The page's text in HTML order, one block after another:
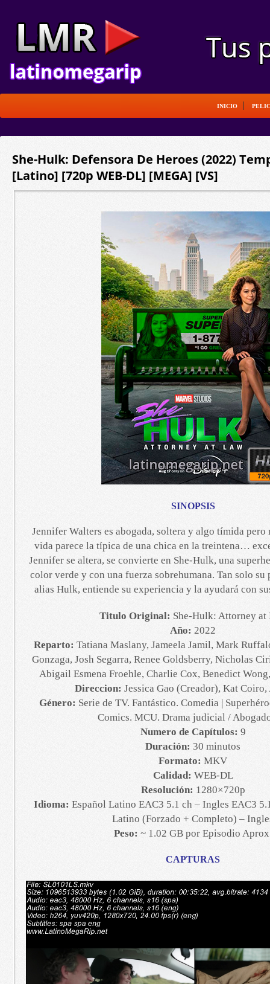
INICIO
She-Hulk: Defensora De Heroes (2022)
[Latino] [720p WEB-DL] [MEGA] [VS]
SINOPSIS
Jennifer Walters es abogada, soltera y algo tímida
vida parece la típica de una chica en la treintena…
Jennifer se altera, se convierte en She-Hulk, una
color verde y con una fuerza sobrehumana. Tan solo su
alias Hulk, entiende su experiencia y la ayudará con
Titulo Original: She-Hulk: Attorney at
Año: 2022
Reparto: Tatiana Maslany, Jameela Jamil, Mark
Gonzaga, Josh Segarra, Renee Goldsberry, Nicholas
Abigail Esmena Froehle, Charlie Cox, Benedict
Direccion: Jessica Gao (Creador), Kat
Género: Serie de TV. Fantástico. Comedia |
Comics. MCU. Drama judicial /
Numero de Capítulos: 9
Duración: 30 minutos
Formato: MKV
Calidad: WEB-DL
Resolución: 1280×720p
Idioma: Español Latino EAC3 5.1 ch – Ingles EAC3
Latino (Forzado + Completo) –
Peso: ~ 1.02 GB por Episodio
CAPTURAS